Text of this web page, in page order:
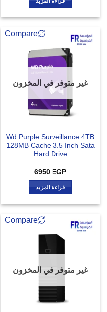
Compare
غير متوفر في المخزون
Wd Purple Surveillance 4TB
128MB Cache 3.5 Inch Sata
Hard Drive
6950 EGP
قراءة المزيد
Compare
غير متوفر في المخزون